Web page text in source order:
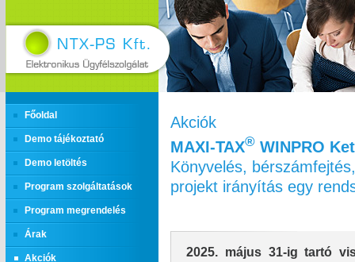
Főoldal
Demo tájékoztató
Demo letöltés
Program szolgáltatások
Program megrendelés
Árak
Akciók
Akciók
MAXI‑TAX® WINPRO
Könyvelés,
projekt irányítás egy
2025. május 31-ig tartó